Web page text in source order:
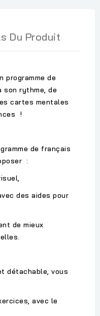
Du Produit
programme de
son rythme, de
cartes mentales
!
de français
:
des aides pour
de mieux
détachable, vous
avec le